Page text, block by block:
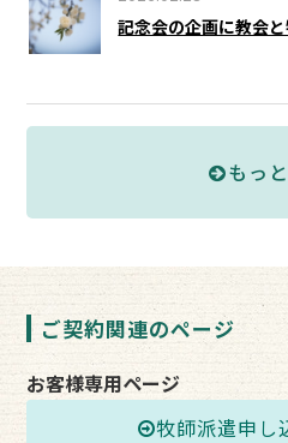
記念会の企画に教会
もっ
ご契約関連のページ
お客様専用ページ
牧師派遣申し